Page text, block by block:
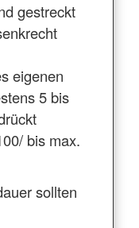
gestreckt
eigenen
5 bis
bis max.
sollten